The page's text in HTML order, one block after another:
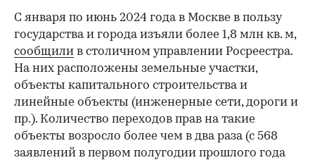
С января по июнь 2024 года в Москве в пользу
государства и города изъяли более 1,8 млн кв. м,
сообщили в столичном управлении Росреестра.
На них расположены земельные участки,
объекты капитального строительства и
линейные объекты (инженерные сети, дороги и
пр.). Количество переходов прав на такие
объекты возросло более чем в два раза (с 568
заявлений в первом полугодии прошлого года